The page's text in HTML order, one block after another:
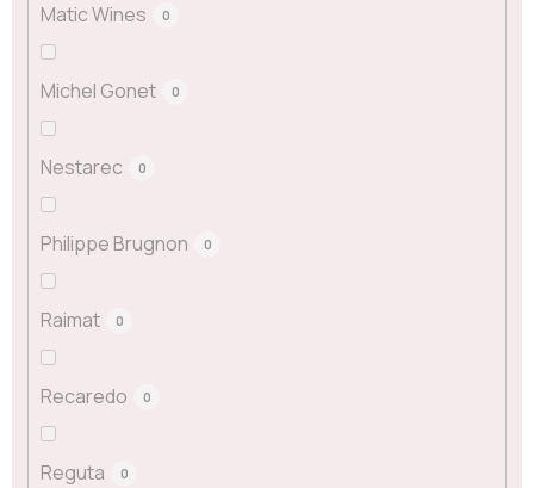
Matic Wines 0
Michel Gonet 0
Nestarec 0
Philippe Brugnon 0
Raimat 0
Recaredo 0
Reguta 0